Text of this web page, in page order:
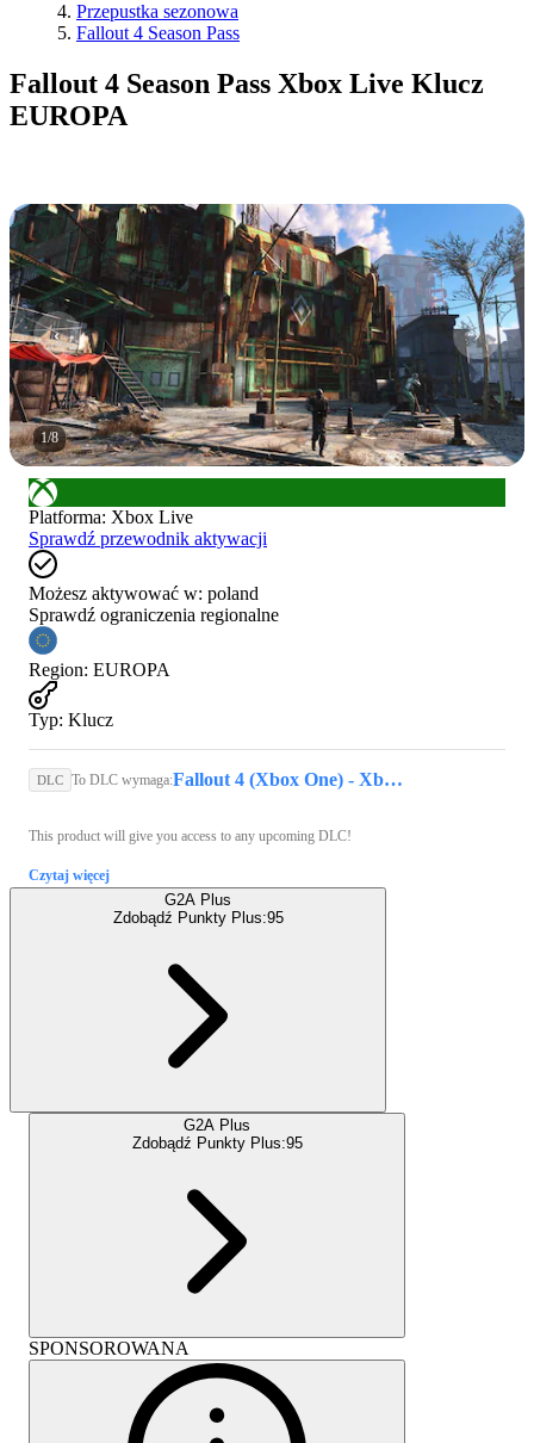
Przepustka sezonowa
Fallout 4 Season Pass
Fallout 4 Season Pass Xbox Live Klucz
EUROPA
1/8
Platforma: Xbox Live
Sprawdź przewodnik aktywacji
Możesz aktywować w: poland
Sprawdź ograniczenia regionalne
Region: EUROPA
Typ: Klucz
DLC To DLC wymaga: Fallout 4 (Xbox One) - Xbox Live Key - EUROPE
This product will give you access to any upcoming DLC!
Czytaj więcej
G2A Plus
Zdobądź Punkty Plus:95
G2A Plus
Zdobądź Punkty Plus:95
SPONSOROWANA